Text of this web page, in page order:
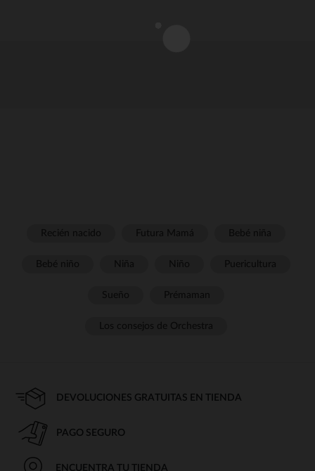
DEVOLUCIONES GRATUITAS EN TIENDA
PAGO SEGURO
ENCUENTRA TU TIENDA